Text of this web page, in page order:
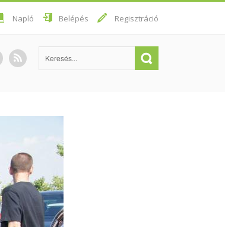
Napló Belépés Regisztráció